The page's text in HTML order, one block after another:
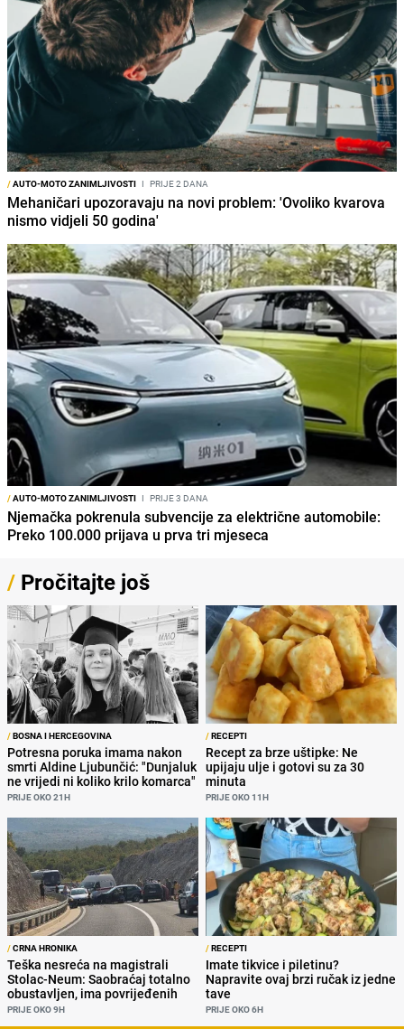
/AUTO-MOTO ZANIMLJIVOSTI I PRIJE 2 DANA
Mehaničari upozoravaju na novi problem: 'Ovoliko kvarova
nismo vidjeli 50 godina'
/AUTO-MOTO ZANIMLJIVOSTI I PRIJE 3 DANA
Njemačka pokrenula subvencije za električne automobile:
Preko 100.000 prijava u prva tri mjeseca
/ Pročitajte još
/BOSNA I HERCEGOVINA
Potresna poruka imama nakon
smrti Aldine Ljubunčić: "Dunjaluk
ne vrijedi ni koliko krilo komarca"
PRIJE OKO 21H
/RECEPTI
Recept za brze uštipke: Ne
upijaju ulje i gotovi su za 30
minuta
PRIJE OKO 11H
/CRNA HRONIKA
Teška nesreća na magistrali
Stolac-Neum: Saobraćaj totalno
obustavljen, ima povrijeđenih
PRIJE OKO 9H
/RECEPTI
Imate tikvice i piletinu?
Napravite ovaj brzi ručak iz jedne
tave
PRIJE OKO 6H